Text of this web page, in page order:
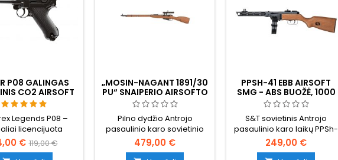
P08 GALINGAS
CO2 AIRSOFT
- UMAREX
LEGENDS
Legends P08 –
licencijuota
Antrojo pasaulinio
replika. Visas
€ 119,00 €
„MOSIN-NAGANT 1891/30
PU“ SNAIPERIO AIRSOFTO
ŠAUTUVAS – TIKRAS
MEDIS, TIKRAS PU
TAIKIKLIS, WWII
SOVIETINIS
Pilno dydžio Antrojo
pasaulinio karo sovietinio
snaiperio šautuvo replika —
„Mosin-Nagant 1891/30“ su
479,00 €
PPSH-41 EBB AIRSOFT
SMG - ABS BUOŽĖ, 1000
VNT. BŪGNINĖ DĖTUVĖ,
IŠPUČIAMASIS
S&T sovietinis Antrojo
pasaulinio karo laikų PPSh-
41 airsoft AEG su elektriniu
užtaisu, užtikrinančiu
249,00 €